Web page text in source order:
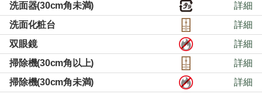
洗面器(30cm角未満)
詳細
洗面化粧台
詳細
双眼鏡
詳細
掃除機(30cm角以上)
詳細
掃除機(30cm角未満)
詳細